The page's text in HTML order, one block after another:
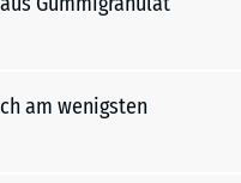
am wenigsten